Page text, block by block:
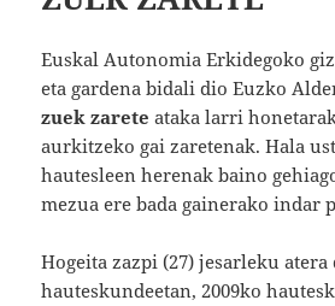
Euskal Autonomia Erkidegoko
eta gardena bidali dio Euzko
zuek zarete ataka larri
aurkitzeko gai zaretenak. Hala
hautesleen herenak baino
mezua ere bada gainerako indar
Hogeita zazpi (27) jesarleku atera
hauteskundeetan, 2009ko